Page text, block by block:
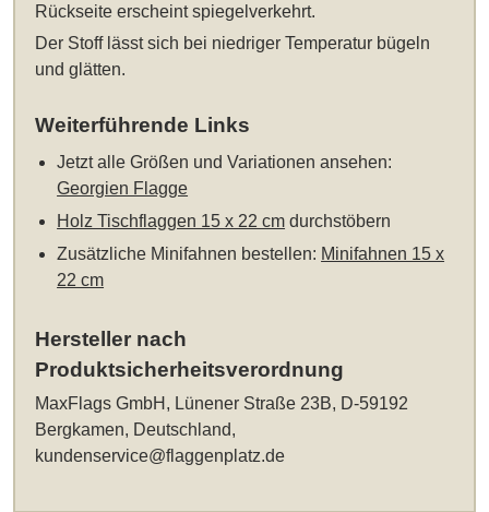
Rückseite erscheint spiegelverkehrt.
Der Stoff lässt sich bei niedriger Temperatur bügeln
und glätten.
Weiterführende Links
Jetzt alle Größen und Variationen ansehen:
Georgien Flagge
Holz Tischflaggen 15 x 22 cm durchstöbern
Zusätzliche Minifahnen bestellen: Minifahnen 15 x
22 cm
Hersteller nach
Produktsicherheitsverordnung
MaxFlags GmbH, Lünener Straße 23B, D-59192
Bergkamen, Deutschland,
kundenservice@flaggenplatz.de